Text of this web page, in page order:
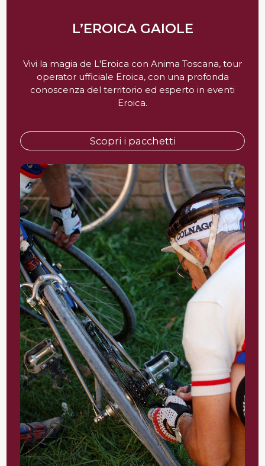
L’EROICA GAIOLE
Vivi la magia de L'Eroica con Anima Toscana, tour
operator ufficiale Eroica, con una profonda
conoscenza del territorio ed esperto in eventi
Eroica.
Scopri i pacchetti